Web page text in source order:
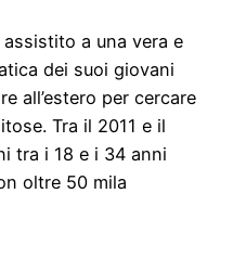
assistito a una vera e
dei suoi giovani
all’estero per cercare
Tra il 2011 e il
tra i 18 e i 34 anni
oltre 50 mila